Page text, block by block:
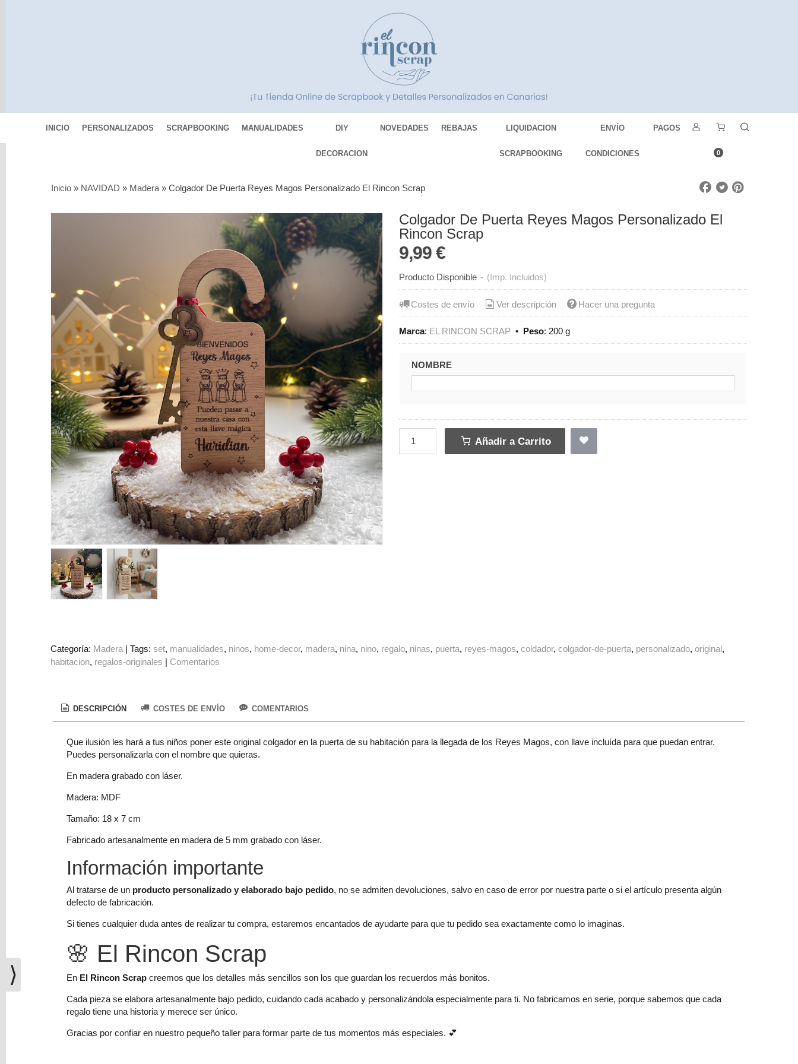
INICIO PERSONALIZADOS SCRAPBOOKING MANUALIDADES DIY
DECORACION
NOVEDADES REBAJAS LIQUIDACION
SCRAPBOOKING
ENVÍO
CONDICIONES
PAGOS
0
Mediums
Máquinas
Vinilos
REBAJAS
Novedades
NAVIDAD
Papelería
Herramientas
3D
Liquidación
Scrapbooking
Resinas
Colorantes
Tarjeta
Regalo
Figuras
DIY
DECORACION
Carrito
compra
Redes
Sociales
Instagram
Facebook
Inicio » NAVIDAD » Madera »Colgador De Puerta Reyes Magos Personalizado El Rincon Scrap
Colgador De Puerta Reyes Magos Personalizado El
Rincon Scrap
9,99 €
Producto Disponible - (Imp. Incluidos)
Costes de envío Ver descripción Hacer una pregunta
Marca: EL RINCON SCRAP • Peso: 200 g
NOMBRE
Añadir a Carrito
Categoría: Madera |Tags:set manualidades ninos home-decor madera nina nino regalo ninas puerta reyes-magos coldador colgador-de-puerta personalizado original
habitacion regalos-originales | Comentarios
DESCRIPCIÓN COSTES DE ENVÍO COMENTARIOS
Que ilusión les hará a tus niños poner este original colgador en la puerta de su habitación para la llegada de los Reyes Magos, con llave incluída para que puedan entrar.
Puedes personalizarla con el nombre que quieras.
En madera grabado con láser.
Madera: MDF
Tamaño: 18 x 7 cm
Fabricado artesanalmente en madera de 5 mm grabado con láser.
Información importante
Al tratarse de un producto personalizado y elaborado bajo pedido, no se admiten devoluciones, salvo en caso de error por nuestra parte o si el artículo presenta algún
defecto de fabricación.
Si tienes cualquier duda antes de realizar tu compra, estaremos encantados de ayudarte para que tu pedido sea exactamente como lo imaginas.
🌸 El Rincon Scrap
En El Rincon Scrapcreemos que los detalles más sencillos son los que guardan los recuerdos más bonitos.
Cada pieza se elabora artesanalmente bajo pedido, cuidando cada acabado y personalizándola especialmente para ti. No fabricamos en serie, porque sabemos que cada
regalo tiene una historia y merece ser único.
Gracias por confiar en nuestro pequeño taller para formar parte de tus momentos más especiales. 💕
⟩